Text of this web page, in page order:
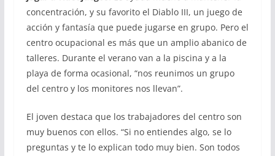
concentración, y su favorito el Diablo III, un juego de
acción y fantasía que puede jugarse en grupo. Pero el
centro ocupacional es más que un amplio abanico de
talleres. Durante el verano van a la piscina y a la
playa de forma ocasional, “nos reunimos un grupo
del centro y los monitores nos llevan”.
El joven destaca que los trabajadores del centro son
muy buenos con ellos. “Si no entiendes algo, se lo
preguntas y te lo explican todo muy bien. Son todos